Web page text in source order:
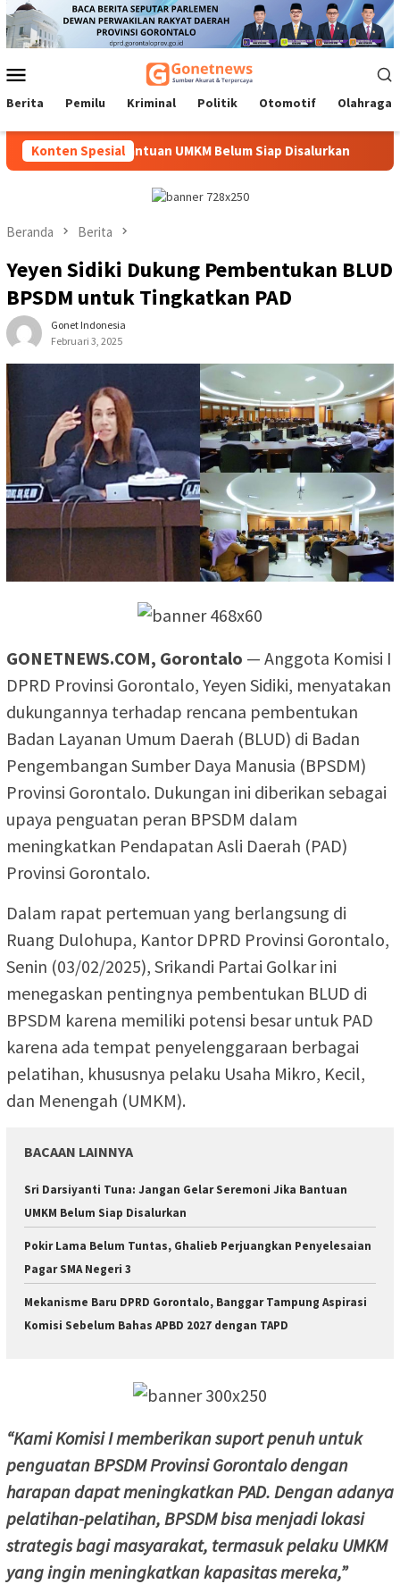
Loncat
ke
konten
Mobile
Berita Pemilu Kriminal Politik Otomotif Olahraga
Konten Spesial
Jika Bantuan UMKM Belum Siap Disalurkan Tak
Beranda Berita
Yeyen Sidiki Dukung Pembentukan BLUD
BPSDM untuk Tingkatkan PAD
Gonet Indonesia
Februari 3, 2025
GONETNEWS.COM, Gorontalo — Anggota Komisi I
DPRD Provinsi Gorontalo, Yeyen Sidiki, menyatakan
dukungannya terhadap rencana pembentukan
Badan Layanan Umum Daerah (BLUD) di Badan
Pengembangan Sumber Daya Manusia (BPSDM)
Provinsi Gorontalo. Dukungan ini diberikan sebagai
upaya penguatan peran BPSDM dalam
meningkatkan Pendapatan Asli Daerah (PAD)
Provinsi Gorontalo.
Dalam rapat pertemuan yang berlangsung di
Ruang Dulohupa, Kantor DPRD Provinsi Gorontalo,
Senin (03/02/2025), Srikandi Partai Golkar ini
menegaskan pentingnya pembentukan BLUD di
BPSDM karena memiliki potensi besar untuk PAD
karena ada tempat penyelenggaraan berbagai
pelatihan, khususnya pelaku Usaha Mikro, Kecil,
dan Menengah (UMKM).
BACAAN LAINNYA
Sri Darsiyanti Tuna: Jangan Gelar Seremoni Jika Bantuan
UMKM Belum Siap Disalurkan
Pokir Lama Belum Tuntas, Ghalieb Perjuangkan Penyelesaian
Pagar SMA Negeri 3
Mekanisme Baru DPRD Gorontalo, Banggar Tampung Aspirasi
Komisi Sebelum Bahas APBD 2027 dengan TAPD
“Kami Komisi I memberikan suport penuh untuk
penguatan BPSDM Provinsi Gorontalo dengan
harapan dapat meningkatkan PAD. Dengan adanya
pelatihan-pelatihan, BPSDM bisa menjadi lokasi
strategis bagi masyarakat, termasuk pelaku UMKM
yang ingin meningkatkan kapasitas mereka,”